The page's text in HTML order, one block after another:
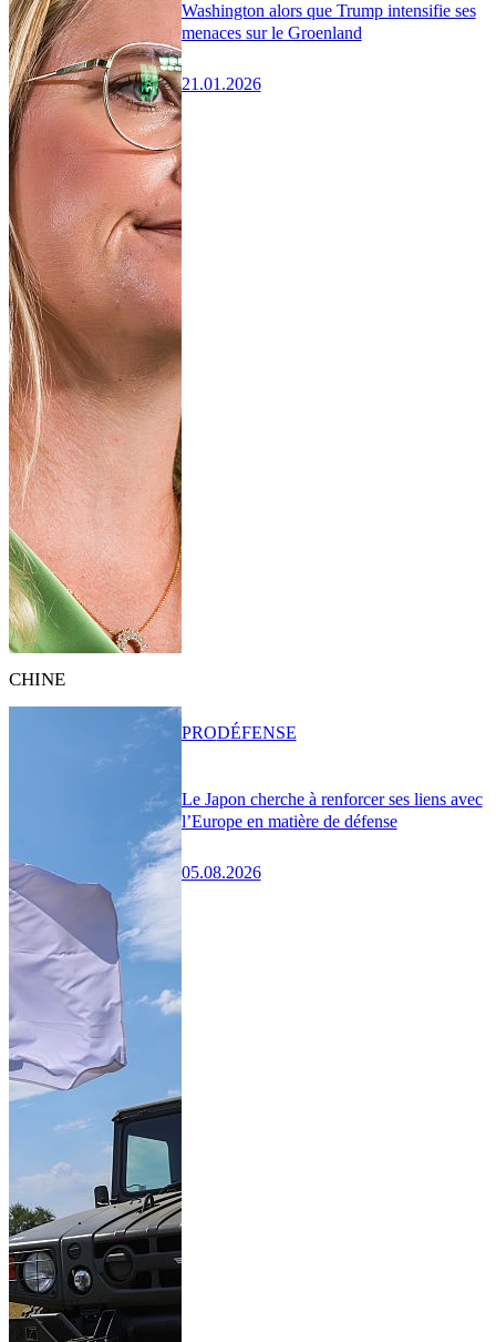
Washington alors que Trump intensifie ses
menaces sur le Groenland
21.01.2026
CHINE
Le Japon cherche à renforcer ses liens avec
l’Europe en matière de défense
05.08.2026
PRODÉFENSE